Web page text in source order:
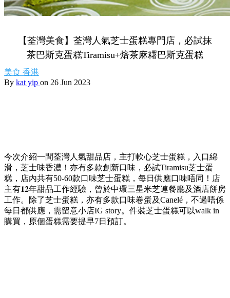
【荃灣美食】荃灣人氣芝士蛋糕專門店，必試抹
茶巴斯克蛋糕Tiramisu+焙茶麻糬巴斯克蛋糕
美食 香港
By kat yip on 26 Jun 2023
今次介紹一間荃灣人氣甜品店，主打軟心芝士蛋糕，入口綿
滑，芝士味香濃！亦有多款創新口味，必試Tiramisu芝士蛋
糕，店內共有50-60款口味芝士蛋糕，每日供應口味唔同！店
主有𝟏𝟐年甜品工作經驗，曾於中環三星米芝連餐廳及酒店餅房
工作。除了芝士蛋糕，亦有多款口味卷蛋及Canelé，不過唔係
每日都供應，需留意小店IG story。件裝芝士蛋糕可以walk in
購買，原個蛋糕需要提早7日預訂。